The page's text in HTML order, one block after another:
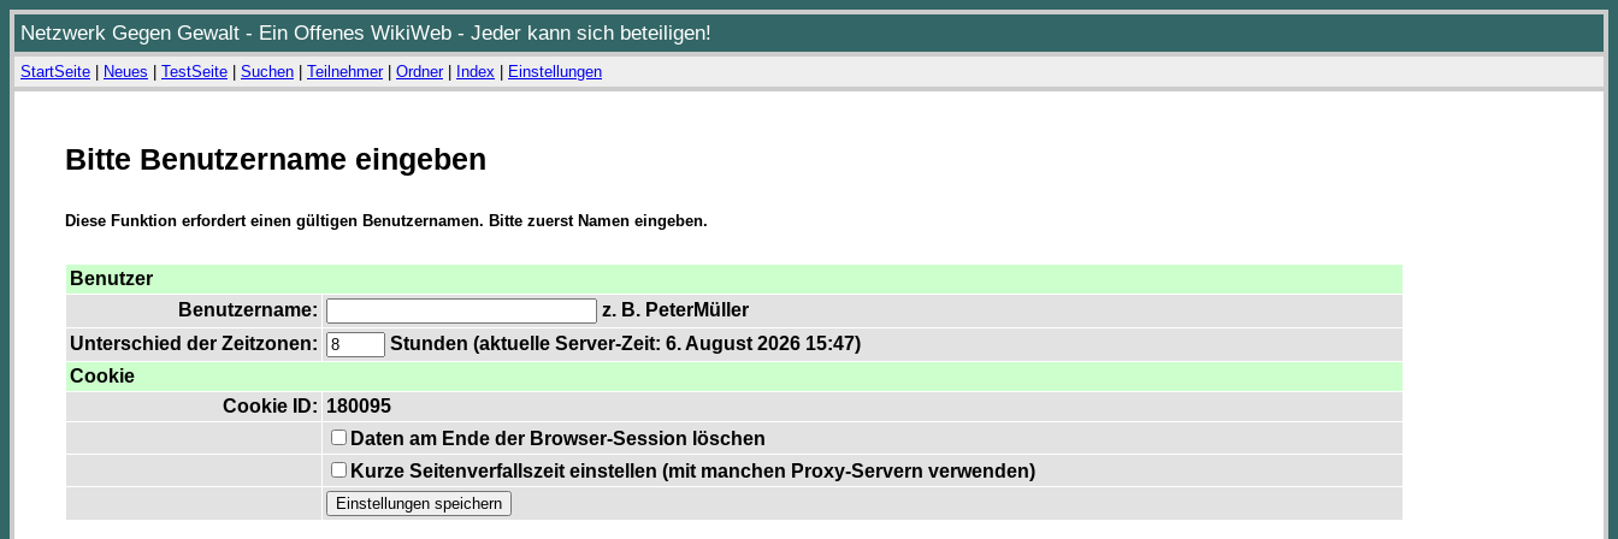
Netzwerk Gegen Gewalt - Ein Offenes WikiWeb - Jeder kann sich beteiligen!
StartSeite Neues TestSeite Suchen Teilnehmer| Ordner| Index Einstellungen
Bitte Benutzername eingeben
Diese Funktion erfordert einen gültigen Benutzernamen. Bitte zuerst Namen eingeben.
Benutzer
Benutzername:
z. B. PeterMüller
Unterschied der Zeitzonen:
Stunden (aktuelle Server-Zeit: 6. August 2026 15:47)
Cookie
Cookie ID: 180095
Daten am Ende der Browser-Session löschen
Kurze Seitenverfallszeit einstellen (mit manchen Proxy-Servern verwenden)